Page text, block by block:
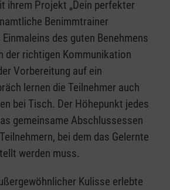
ihrem Projekt „Dein perfekter
Benimmtrainer
des guten Benehmens
der richtigen Kommunikation
Vorbereitung auf ein
lernen die Teilnehmer auch
bei Tisch. Der Höhepunkt jedes
gemeinsame Abschlussessen
bei dem das Gelernte
werden muss.
Kulisse erlebte